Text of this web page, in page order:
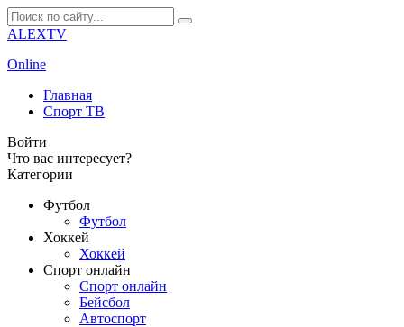
ALEXTV
Online
Главная
Спорт ТВ
Войти
Что вас интересует?
Категории
Футбол
Футбол
Хоккей
Хоккей
Спорт онлайн
Спорт онлайн
Бейсбол
Автоспорт